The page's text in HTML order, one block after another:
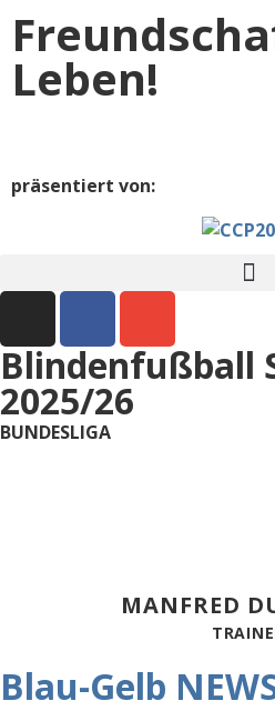
Leben!
präsentiert von:
Blindenfußball
2025/26
BUNDESLIGA
MANFRED
Blau-Gelb